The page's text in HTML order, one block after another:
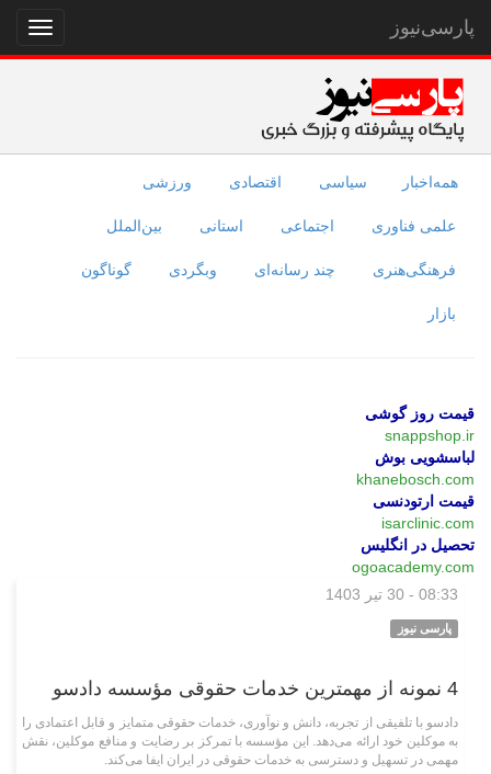
نمایش
منو
پارسی‌نیوز
همه‌اخبار سیاسی اقتصادی ورزشی
علمی فناوری اجتماعی استانی بین‌الملل
فرهنگی‌هنری چند رسانه‌ای وبگردی گوناگون
بازار
قیمت روز گوشی
snappshop.ir
لباسشویی بوش
khanebosch.com
قیمت ارتودنسی
isarclinic.com
تحصیل در انگلیس
ogoacademy.com
08:33 - 30 تیر 1403
پارسی نیوز
4 نمونه از مهمترین خدمات حقوقی مؤسسه دادسو
دادسو با تلفیقی از تجربه، دانش و نوآوری، خدمات حقوقی متمایز و قابل اعتمادی را
به موکلین خود ارائه می‌دهد. این مؤسسه با تمرکز بر رضایت و منافع موکلین، نقش
مهمی در تسهیل و دسترسی به خدمات حقوقی در ایران ایفا می‌کند.